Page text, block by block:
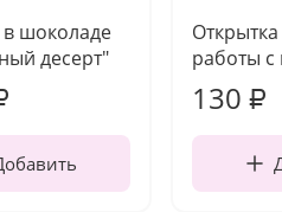
шоколаде
десерт"
работы
130 ₽